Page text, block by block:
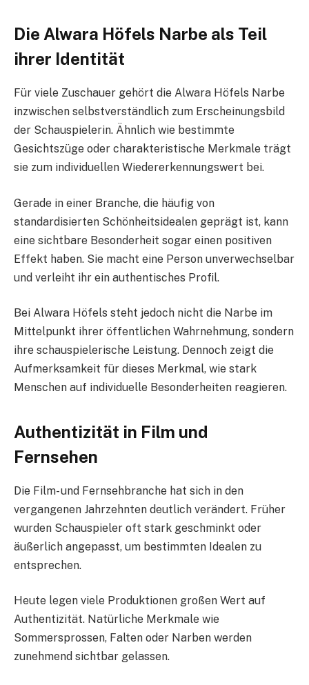
Die Alwara Höfels Narbe als Teil
ihrer Identität
Für viele Zuschauer gehört die Alwara Höfels Narbe
inzwischen selbstverständlich zum Erscheinungsbild
der Schauspielerin. Ähnlich wie bestimmte
Gesichtszüge oder charakteristische Merkmale trägt
sie zum individuellen Wiedererkennungswert bei.
Gerade in einer Branche, die häufig von
standardisierten Schönheitsidealen geprägt ist, kann
eine sichtbare Besonderheit sogar einen positiven
Effekt haben. Sie macht eine Person unverwechselbar
und verleiht ihr ein authentisches Profil.
Bei Alwara Höfels steht jedoch nicht die Narbe im
Mittelpunkt ihrer öffentlichen Wahrnehmung, sondern
ihre schauspielerische Leistung. Dennoch zeigt die
Aufmerksamkeit für dieses Merkmal, wie stark
Menschen auf individuelle Besonderheiten reagieren.
Authentizität in Film und
Fernsehen
Die Film- und Fernsehbranche hat sich in den
vergangenen Jahrzehnten deutlich verändert. Früher
wurden Schauspieler oft stark geschminkt oder
äußerlich angepasst, um bestimmten Idealen zu
entsprechen.
Heute legen viele Produktionen großen Wert auf
Authentizität. Natürliche Merkmale wie
Sommersprossen, Falten oder Narben werden
zunehmend sichtbar gelassen.